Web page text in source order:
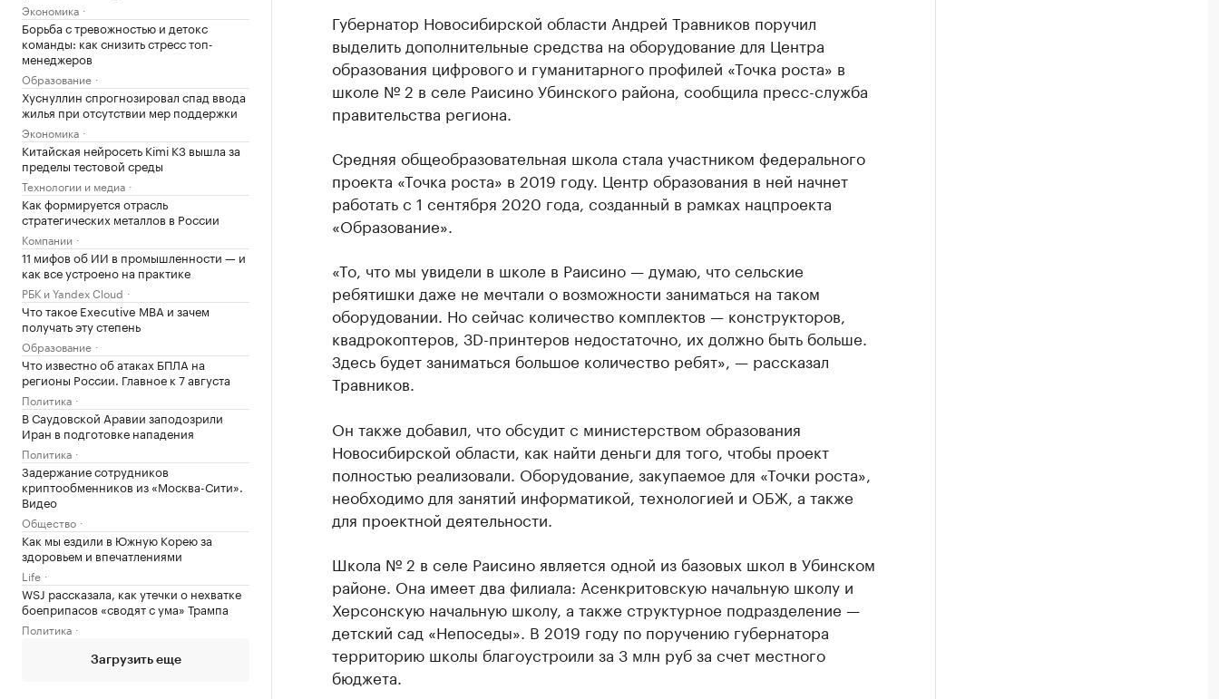
Экономика
Борьба с тревожностью и детокс
команды: как снизить стресс топ-
менеджеров
Образование
Хуснуллин спрогнозировал спад ввода
жилья при отсутствии мер поддержки
Экономика
Китайская нейросеть Kimi K3 вышла за
пределы тестовой среды
Технологии и медиа
Как формируется отрасль
стратегических металлов в России
Компании
11 мифов об ИИ в промышленности — и
как все устроено на практике
РБК и Yandex Cloud
Что такое Executive MBA и зачем
получать эту степень
Образование
Что известно об атаках БПЛА на
регионы России. Главное к 7 августа
Политика
В Саудовской Аравии заподозрили
Иран в подготовке нападения
Политика
Задержание сотрудников
криптообменников из «Москва-Сити».
Видео
Общество
Как мы ездили в Южную Корею за
здоровьем и впечатлениями
Life
WSJ рассказала, как утечки о нехватке
боеприпасов «сводят с ума» Трампа
Политика
Загрузить еще
Губернатор Новосибирской области Андрей Травников поручил
выделить дополнительные средства на оборудование для Центра
образования цифрового и гуманитарного профилей «Точка роста» в
школе № 2 в селе Раисино Убинского района, сообщила пресс-служба
правительства региона.
Средняя общеобразовательная школа стала участником федерального
проекта «Точка роста» в 2019 году. Центр образования в ней начнет
работать с 1 сентября 2020 года, созданный в рамках нацпроекта
«Образование».
«То, что мы увидели в школе в Раисино — думаю, что сельские
ребятишки даже не мечтали о возможности заниматься на таком
оборудовании. Но сейчас количество комплектов — конструкторов,
квадрокоптеров, 3D-принтеров недостаточно, их должно быть больше.
Здесь будет заниматься большое количество ребят», — рассказал
Травников.
Он также добавил, что обсудит с министерством образования
Новосибирской области, как найти деньги для того, чтобы проект
полностью реализовали. Оборудование, закупаемое для «Точки роста»,
необходимо для занятий информатикой, технологией и ОБЖ, а также
для проектной деятельности.
Школа № 2 в селе Раисино является одной из базовых школ в Убинском
районе. Она имеет два филиала: Асенкритовскую начальную школу и
Херсонскую начальную школу, а также структурное подразделение —
детский сад «Непоседы». В 2019 году по поручению губернатора
территорию школы благоустроили за 3 млн руб за счет местного
бюджета.